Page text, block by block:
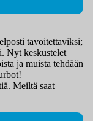
tavoitettaviksi;
Nyt keskustelet
ja muista tehdään
Meiltä saat